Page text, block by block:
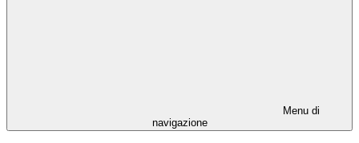
Menu di
navigazione